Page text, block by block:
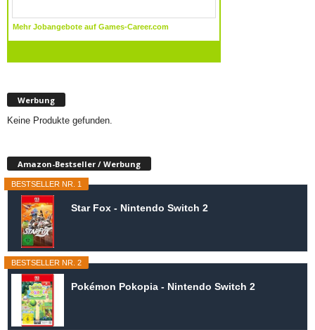
Werbung
Keine Produkte gefunden.
Amazon-Bestseller / Werbung
BESTSELLER NR. 1
Star Fox - Nintendo Switch 2
BESTSELLER NR. 2
Pokémon Pokopia - Nintendo Switch 2